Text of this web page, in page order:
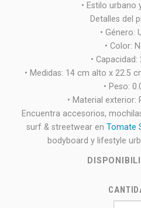
• Estilo urbano
Detalles del
• Género:
• Color:
• Capacidad:
• Medidas: 14 cm alto x 22.5
• Peso:
• Material exterior:
Encuentra accesorios,
surf & streetwear en Tomate
bodyboard y lifestyle